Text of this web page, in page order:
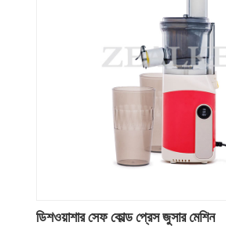
ডিশওয়াশার সেফ কোল্ড প্রেস জুসার মেশিন